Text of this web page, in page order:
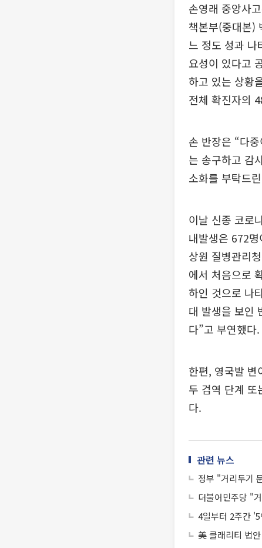
손영래 중앙사
책본부(중대본)
느 정도 성과 나
요성이 있다고
하고 있는 상황
전체 확진자의
손 반장은 “다
는 송구하고 감
소화를 부탁드
이날 신종 코로
내발생은 672
상원 질병관리
에서 처음으로
하인 것으로 나
대 발생을 보인
다”고 부연했다.
한편, 영국발 변
두 검역 단계 또
다.
관련 뉴스
정부 "거리두기
더불어민주당 "
4일부터 2주간
美 클래리티 법